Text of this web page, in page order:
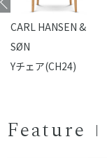
CARL HANSEN &
SØN
Yチェア(CH24)
Feature